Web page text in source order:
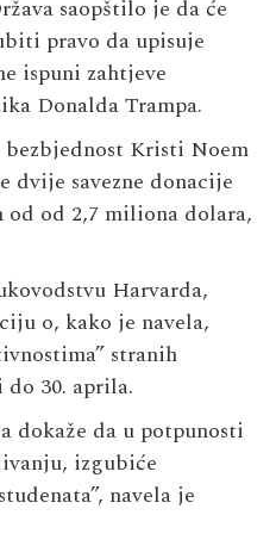
saopštilo je da će
pravo da upisuje
ispuni zahtjeve
Donalda Trampa.
bezbjednost Kristi Noem
dvije savezne donacije
od od 2,7 miliona dolara,
Harvarda,
o, kako je navela,
stranih
30. aprila.
dokaže da u potpunosti
izgubiće
navela je